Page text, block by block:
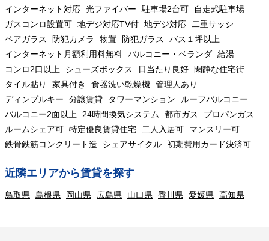
インターネット対応 光ファイバー 駐車場2台可
自走式駐車場
ガスコンロ設置可 地デジ対応TV付 地デジ対応 二重サッシ
ペアガラス
防犯カメラ 物置 防犯ガラス
バス１坪以上
インターネット月額利用料無料 バルコニー・ベランダ 給湯
コンロ2口以上
シューズボックス 日当たり良好
閑静な住宅街
タイル貼り
家具付き 食器洗い乾燥機 管理人あり
ディンプルキー
分譲賃貸 タワーマンション
ルーフバルコニー
バルコニー2面以上 24時間換気システム 都市ガス
プロパンガス
ルームシェア可 特定優良賃貸住宅 二人入居可
マンスリー可
鉄骨鉄筋コンクリート造
シェアサイクル 初期費用カード決済可
近隣エリアから賃貸を探す
鳥取県 島根県 岡山県 広島県 山口県 香川県 愛媛県 高知県